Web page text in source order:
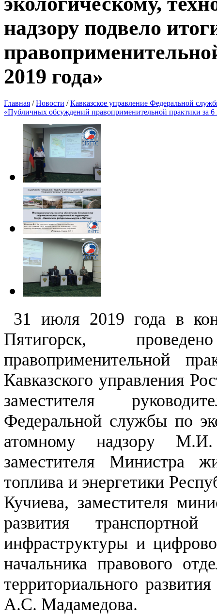
надзору подвело
2019 года»
Главная / Новости / Кавказское управление Федеральной
«Публичных обсуждений правоприменительной практики за 6
31 июля 2019 года в
Пятигорск,
правоприменительной
Кавказского управления
заместителя
Федеральной службы по
атомному надзору
заместителя Министра
топлива и энергетики
Кучиева, заместителя
развития
инфраструктуры и
начальника правового
территориального
А.С. Мадамедова.